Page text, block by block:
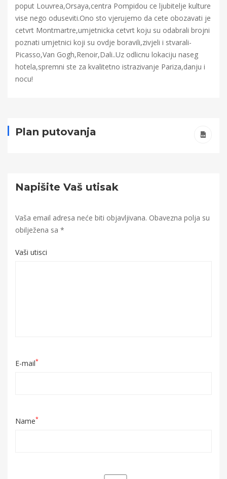
poput Louvrea,Orsaya,centra Pompidou ce ljubitelje kulture
vise nego oduseviti.Ono sto vjerujemo da cete obozavati je
cetvrt Montmartre,umjetnicka cetvrt koju su odabrali brojni
poznati umjetnici koji su ovdje boravili,zivjeli i stvarali-
Picasso,Van Gogh,Renoir,Dali..Uz odlicnu lokaciju naseg
hotela,spremni ste za kvalitetno istrazivanje Pariza,danju i
nocu!
Plan putovanja
Napišite Vaš utisak
Vaša email adresa neće biti objavljivana. Obavezna polja su
obilježena sa *
Vaši utisci
E-mail*
Name*